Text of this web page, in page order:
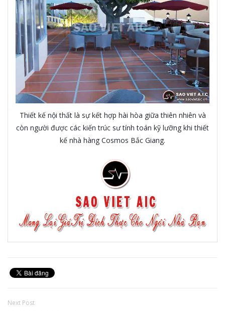
Thiết kế nội thất là sự kết hợp hài hòa giữa thiên nhiên và
còn người được các kiến trúc sư tính toán kỹ lưỡng khi thiết
kế nhà hàng Cosmos Bắc Giang.
Next Post